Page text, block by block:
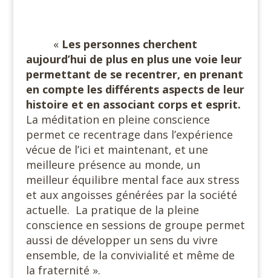
« Les personnes cherchent
aujourd’hui de plus en plus une voie leur
permettant de se recentrer, en prenant
en compte les différents aspects de leur
histoire et en associant corps et esprit.
La méditation en pleine conscience
permet ce recentrage dans l’expérience
vécue de l’ici et maintenant, et une
meilleure présence au monde, un
meilleur équilibre mental face aux stress
et aux angoisses générées par la société
actuelle. La pratique de la pleine
conscience en sessions de groupe permet
aussi de développer un sens du vivre
ensemble, de la convivialité et même de
la fraternité ».